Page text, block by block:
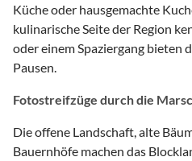
Küche oder hausgemachte
kulinarische Seite der Region
oder einem Spaziergang bieten
Pausen.
Fotostreifzüge durch die
Die offene Landschaft, alte
Bauernhöfe machen das